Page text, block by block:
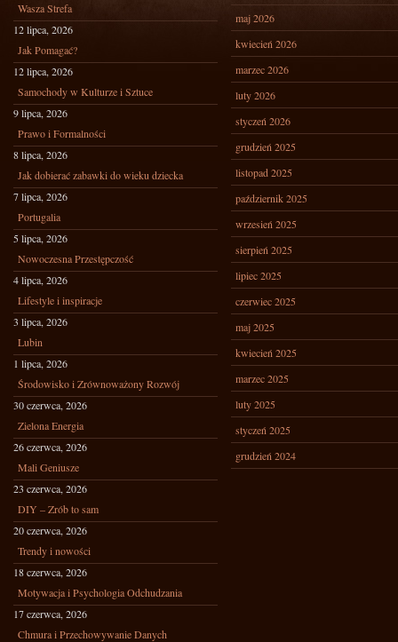
Wasza Strefa
12 lipca, 2026
Jak Pomagać?
12 lipca, 2026
Samochody w Kulturze i Sztuce
9 lipca, 2026
Prawo i Formalności
8 lipca, 2026
Jak dobierać zabawki do wieku dziecka
7 lipca, 2026
Portugalia
5 lipca, 2026
Nowoczesna Przestępczość
4 lipca, 2026
Lifestyle i inspiracje
3 lipca, 2026
Lubin
1 lipca, 2026
Środowisko i Zrównoważony Rozwój
30 czerwca, 2026
Zielona Energia
26 czerwca, 2026
Mali Geniusze
23 czerwca, 2026
DIY – Zrób to sam
20 czerwca, 2026
Trendy i nowości
18 czerwca, 2026
Motywacja i Psychologia Odchudzania
17 czerwca, 2026
Chmura i Przechowywanie Danych
maj 2026
kwiecień 2026
marzec 2026
luty 2026
styczeń 2026
grudzień 2025
listopad 2025
październik 2025
wrzesień 2025
sierpień 2025
lipiec 2025
czerwiec 2025
maj 2025
kwiecień 2025
marzec 2025
luty 2025
styczeń 2025
grudzień 2024